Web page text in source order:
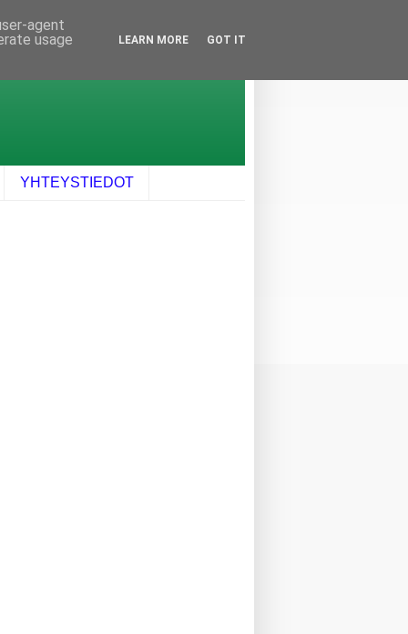
YHTEYSTIEDOT
agent
usage
LEARN MORE GOT IT